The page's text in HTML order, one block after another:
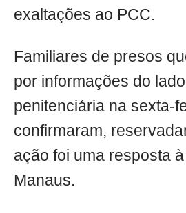
exaltações ao PCC.
Familiares de presos
por informações do
penitenciária na sexta-
confirmaram,
ação foi uma resposta
Manaus.